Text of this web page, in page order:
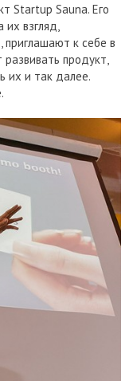
Startup Sauna. Его
взгляд,
приглашают к себе в
продукт,
их и так далее.